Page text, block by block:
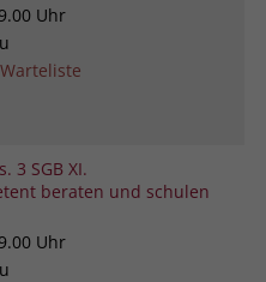
Uhr
3 SGB XI.
beraten und schulen
Uhr